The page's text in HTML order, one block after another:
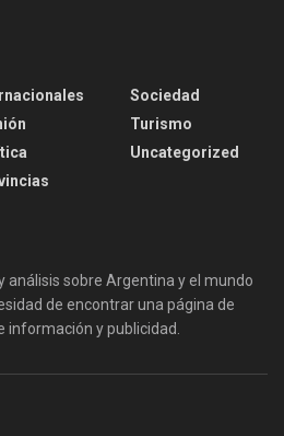
Sociedad
Turismo
Uncategorized
análisis sobre Argentina y el mundo
de encontrar una página de
información y publicidad.